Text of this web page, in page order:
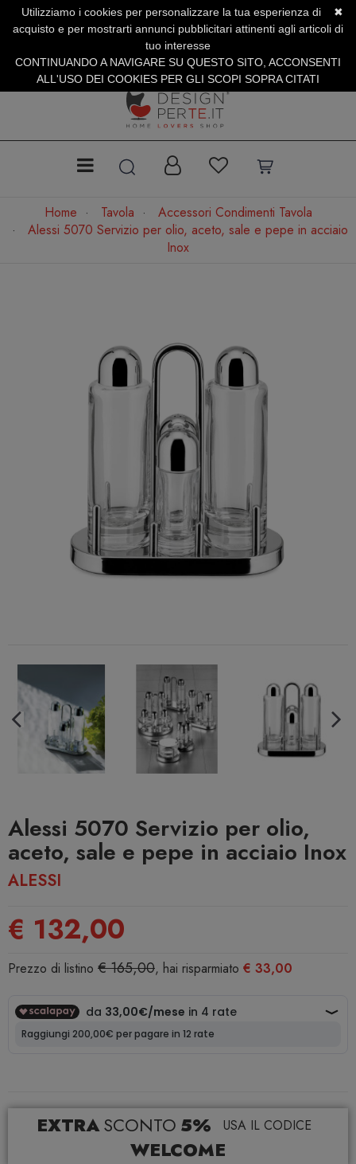
SERVIZIO CLIENTI +39.0773.470.562
SUMMER SALES | Fino al 40% di Sconto
Home Tavola
Accessori Condimenti Tavola
Alessi 5070 Servizio per olio, aceto, sale e pepe in acciaio
Inox
Alessi 5070 Servizio per olio,
aceto, sale e pepe in acciaio Inox
ALESSI
€ 132,00
Prezzo di listino € 165,00, hai risparmiato € 33,00
EXTRASCONTO 5% USA IL CODICE
WELCOME
✖
Utilizziamo i cookies per personalizzare la tua esperienza di
acquisto e per mostrarti annunci pubblicitari attinenti agli articoli di
tuo interesse
CONTINUANDO A NAVIGARE SU QUESTO SITO, ACCONSENTI
ALL'USO DEI COOKIES PER GLI SCOPI SOPRA CITATI